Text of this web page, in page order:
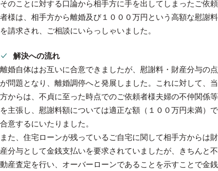
そのことに対する口論から相手方に手を出してしまったご依頼
者様は、相手方から離婚及び１０００万円という高額な慰謝料
を請求され、ご相談にいらっしゃいました。
解決への流れ
離婚自体はお互いに合意できましたが、慰謝料・財産分与の点
が問題となり、離婚調停へと発展しました。これに対して、当
方からは、不貞に至った時点でのご依頼者様夫婦の不仲関係等
を主張し、慰謝料額については適正な額（１００万円未満）で
合意するにいたりました。
また、住宅ローンが残っているご自宅に関して相手方からは財
産分与として金銭支払いを要求されていましたが、きちんと不
動産査定を行い、オーバーローンであることを示すことで金銭